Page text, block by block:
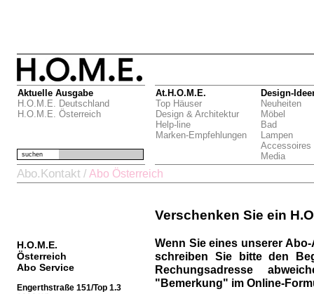
Aktuelle Ausgabe
H.O.M.E. Deutschland
H.O.M.E. Österreich
At.H.O.M.E.
Top Häuser
Design & Architektur
Help-line
Marken-Empfehlungen
Design-
Neuheiten
Möbel
Bad
Lampen
Accessoires
Media
suchen
Abo.Kontakt / Abo Österreich
H.O.M.E.
Österreich
Abo Service
Engerthstraße 151/Top 1.3
Verschenken Sie ein
Wenn Sie eines unserer
schreiben Sie bitte den
Rechungsadresse
"Bemerkung" im Online-